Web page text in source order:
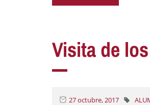
Visita de
27 octubre, 2017